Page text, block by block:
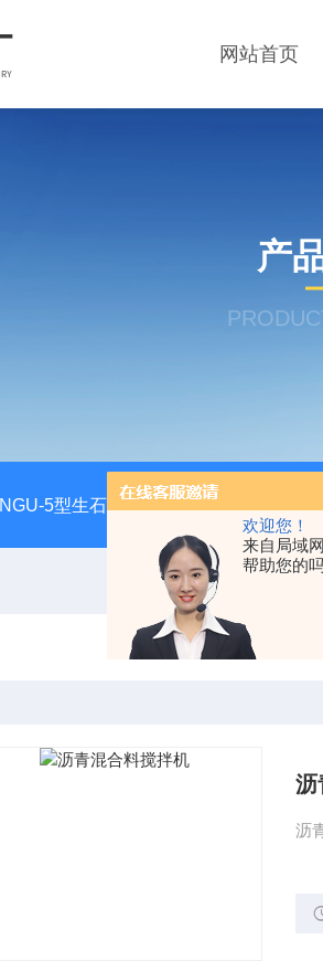
欢迎您！
来自局域
帮助您的
网站首页
产
NGU-5型生石灰消化器（保温带盖消化器
沥
沥